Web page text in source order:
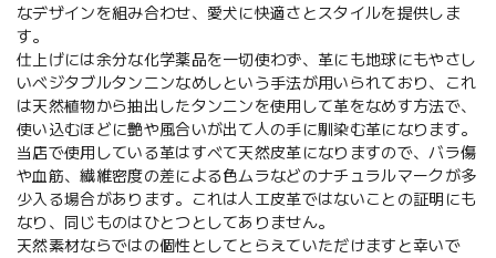
なデザインを組み合わせ、愛犬に快適さとスタイルを提供しま
す。
仕上げには余分な化学薬品を一切使わず、革にも地球にもやさし
いベジタブルタンニンなめしという手法が用いられており、これ
は天然植物から抽出したタンニンを使用して革をなめす方法で、
使い込むほどに艶や風合いが出て人の手に馴染む革になります。
当店で使用している革はすべて天然皮革になりますので、バラ傷
や血筋、繊維密度の差による色ムラなどのナチュラルマークが多
少入る場合があります。これは人工皮革ではないことの証明にも
なり、同じものはひとつとしてありません。
天然素材ならではの個性としてとらえていただけますと幸いで